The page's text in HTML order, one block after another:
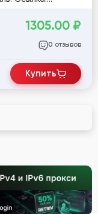
1305.00 ₽
0 отзывов
Купить